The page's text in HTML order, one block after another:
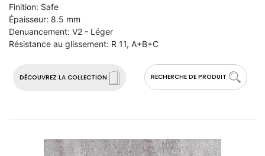
DÉCOUVREZ LA COLLECTION RECHERCHE DE PRODUIT
Finition: Safe
Épaisseur: 8.5 mm
Denuancement: V2 - Léger
Résistance au glissement: R 11, A+B+C